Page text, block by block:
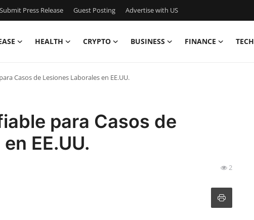
Submit Press Release Guest Posting Advertise with US
HEALTH CRYPTO BUSINESS FINANCE TECH
Casos de Lesiones Laborales en EE.UU.
para Casos de
EE.UU.
2